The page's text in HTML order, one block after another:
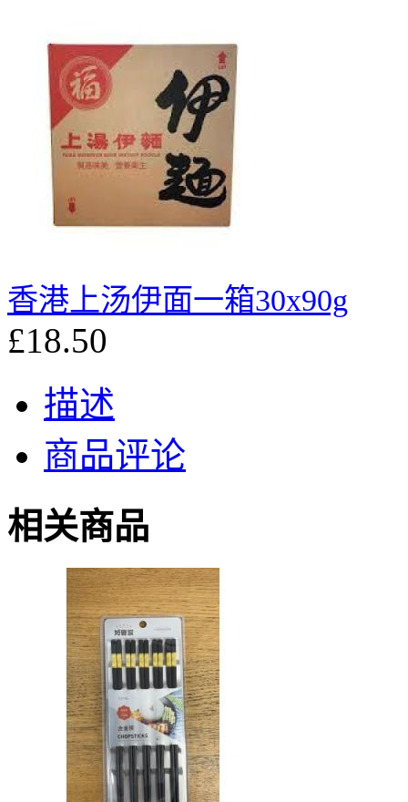
香港上汤伊面一箱30x90g
£18.50
描述
商品评论
相关商品